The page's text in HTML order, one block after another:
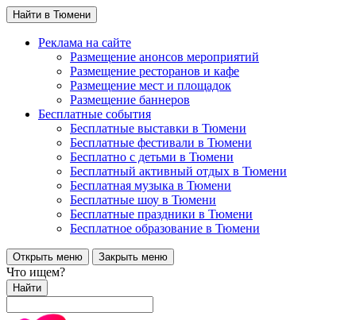
Найти в Тюмени
Реклама на сайте
Размещение анонсов мероприятий
Размещение ресторанов и кафе
Размещение мест и площадок
Размещение баннеров
Бесплатные события
Бесплатные выставки в Тюмени
Бесплатные фестивали в Тюмени
Бесплатно с детьми в Тюмени
Бесплатный активный отдых в Тюмени
Бесплатная музыка в Тюмени
Бесплатные шоу в Тюмени
Бесплатные праздники в Тюмени
Бесплатное образование в Тюмени
Открыть меню Закрыть меню
Что ищем?
Найти